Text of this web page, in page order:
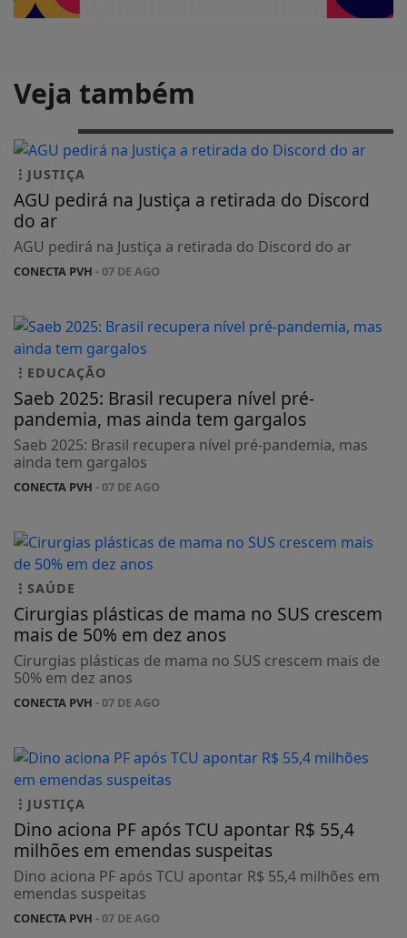
Veja também
JUSTIÇA
AGU pedirá na Justiça a retirada do Discord
do ar
AGU pedirá na Justiça a retirada do Discord do ar
CONECTA PVH - 07 DE AGO
EDUCAÇÃO
Saeb 2025: Brasil recupera nível pré-
pandemia, mas ainda tem gargalos
Saeb 2025: Brasil recupera nível pré-pandemia, mas
ainda tem gargalos
CONECTA PVH - 07 DE AGO
SAÚDE
Cirurgias plásticas de mama no SUS crescem
mais de 50% em dez anos
Cirurgias plásticas de mama no SUS crescem mais de
50% em dez anos
CONECTA PVH - 07 DE AGO
JUSTIÇA
Dino aciona PF após TCU apontar R$ 55,4
milhões em emendas suspeitas
Dino aciona PF após TCU apontar R$ 55,4 milhões em
emendas suspeitas
CONECTA PVH - 07 DE AGO